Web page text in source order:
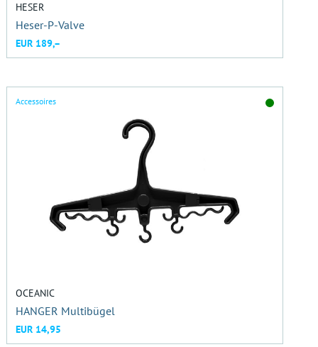
HESER
Heser-P-Valve
EUR 189,–
Accessoires
OCEANIC
HANGER Multibügel
EUR 14,95